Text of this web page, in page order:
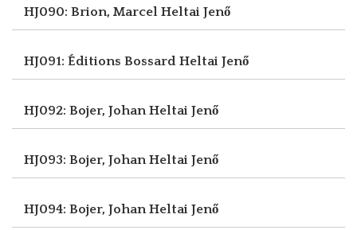
HJ090: Brion, Marcel Heltai Jenő
HJ091: Éditions Bossard Heltai Jenő
HJ092: Bojer, JohanHeltai Jenő
HJ093: Bojer, JohanHeltai Jenő
HJ094: Bojer, JohanHeltai Jenő